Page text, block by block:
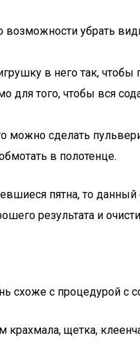
убрать
в него так,
для того, чтобы вся
можно сделать
в полотенце.
пятна, то
результата и
схоже с процедурой с
щетка,